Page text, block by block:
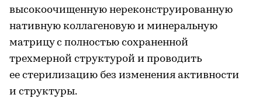
высокоочищенную нереконструированную
нативную коллагеновую и минеральную
матрицу с полностью сохраненной
трехмерной структурой и проводить
ее стерилизацию без изменения активности
и структуры.